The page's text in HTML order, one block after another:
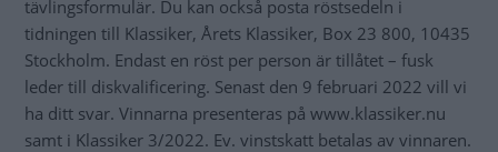
tävlingsformulär. Du kan också posta röstsedeln i
tidningen till Klassiker, Årets Klassiker, Box 23 800, 10435
Stockholm. Endast en röst per person är tillåtet – fusk
leder till diskvalificering. Senast den 9 februari 2022 vill vi
ha ditt svar. Vinnarna presenteras på www.klassiker.nu
samt i Klassiker 3/2022. Ev. vinstskatt betalas av vinnaren.